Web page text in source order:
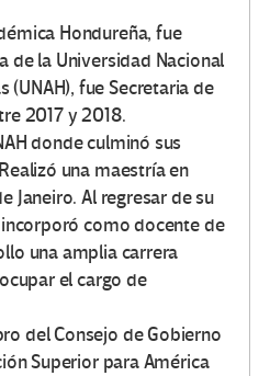
Hondureña, fue
de la Universidad Nacional
(UNAH), fue Secretaria de
2017 y 2018.
donde culminó sus
una maestría en
Janeiro. Al regresar de su
como docente de
una amplia carrera
el cargo de
del Consejo de Gobierno
Superior para América